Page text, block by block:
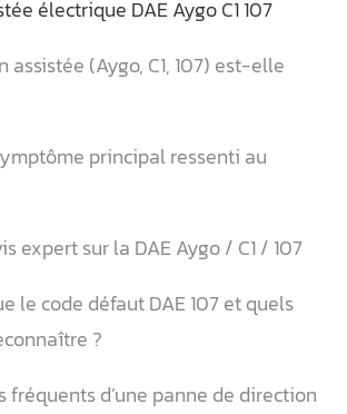
électrique DAE Aygo C1 107
assistée (Aygo, C1, 107) est-elle
principal ressenti au
expert sur la DAE Aygo / C1 / 107
le code défaut DAE 107 et quels
?
fréquents d’une panne de direction